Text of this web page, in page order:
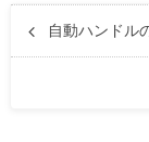
自動ハンドル